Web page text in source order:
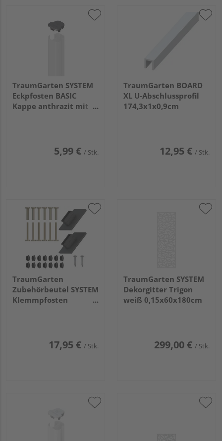
TraumGarten SYSTEM
Eckpfosten BASIC
Kappe anthrazit mit
5,99 € / Stk.
TraumGarten BOARD
XL U-Abschlussprofil
174,3x1x0,9cm
12,95 € / Stk.
TraumGarten
Zubehörbeutel SYSTEM
Klemmpfosten
17,95 € / Stk.
TraumGarten SYSTEM
Dekorgitter Trigon
weiß 0,15x60x180cm
299,00 € / Stk.